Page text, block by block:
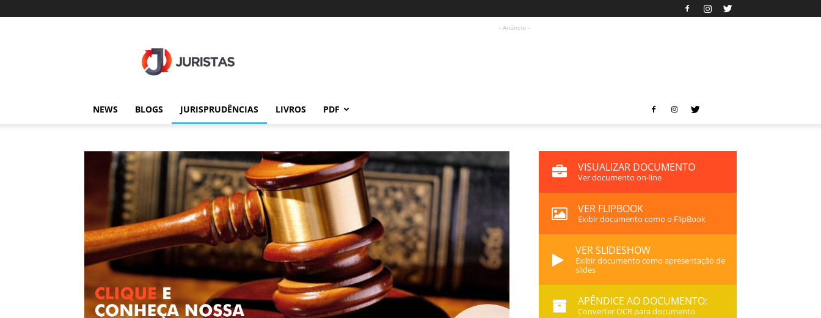
- Anúncio -
NEWS BLOGS JURISPRUDÊNCIAS LIVROS PDF
VISUALIZAR DOCUMENTO
Ver documento on-line
VER FLIPBOOK
Exibir documento como o FlipBook
VER SLIDESHOW
Exibir documento como apresentação de
slides
APÊNDICE AO DOCUMENTO:
Converter OCR para documento